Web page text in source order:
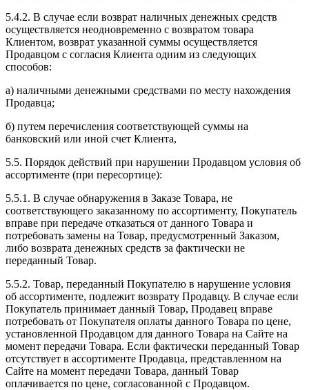
5.4.2. В случае если возврат наличных денежных средств
осуществляется неодновременно с возвратом товара
Клиентом, возврат указанной суммы осуществляется
Продавцом с согласия Клиента одним из следующих
способов:
а) наличными денежными средствами по месту нахождения
Продавца;
б) путем перечисления соответствующей суммы на
банковский или иной счет Клиента,
5.5. Порядок действий при нарушении Продавцом условия об
ассортименте (при пересортице):
5.5.1. В случае обнаружения в Заказе Товара, не
соответствующего заказанному по ассортименту, Покупатель
вправе при передаче отказаться от данного Товара и
потребовать замены на Товар, предусмотренный Заказом,
либо возврата денежных средств за фактически не
переданный Товар.
5.5.2. Товар, переданный Покупателю в нарушение условия
об ассортименте, подлежит возврату Продавцу. В случае если
Покупатель принимает данный Товар, Продавец вправе
потребовать от Покупателя оплаты данного Товара по цене,
установленной Продавцом для данного Товара на Сайте на
момент передачи Товара. Если фактически переданный Товар
отсутствует в ассортименте Продавца, представленном на
Сайте на момент передачи Товара, данный Товар
оплачивается по цене, согласованной с Продавцом.